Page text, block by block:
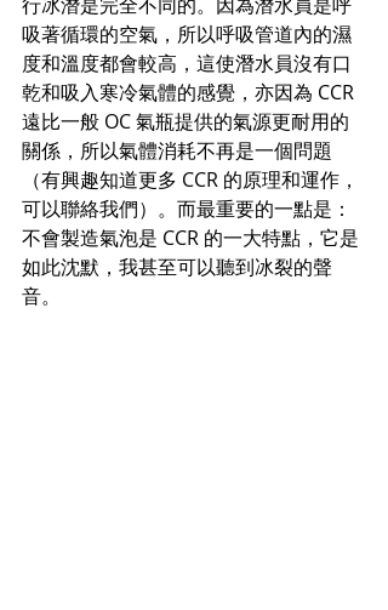
吸著循環的空氣，所以呼吸管道內的濕
度和溫度都會較高，這使潛水員沒有口
乾和吸入寒冷氣體的感覺，亦因為 CCR
遠比一般 OC 氣瓶提供的氣源更耐用的
關係，所以氣體消耗不再是一個問題
（有興趣知道更多 CCR 的原理和運作，
可以聯絡我們）。而最重要的一點是：
不會製造氣泡是 CCR 的一大特點，它是
如此沈默，我甚至可以聽到冰裂的聲
音。